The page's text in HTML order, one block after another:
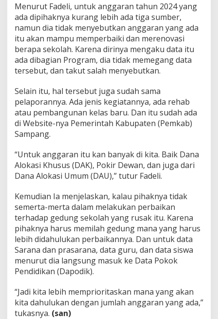
Menurut Fadeli, untuk anggaran tahun 2024 yang
ada dipihaknya kurang lebih ada tiga sumber,
namun dia tidak menyebutkan anggaran yang ada
itu akan mampu memperbaiki dan merenovasi
berapa sekolah. Karena dirinya mengaku data itu
ada dibagian Program, dia tidak memegang data
tersebut, dan takut salah menyebutkan.
Selain itu, hal tersebut juga sudah sama
pelaporannya. Ada jenis kegiatannya, ada rehab
atau pembangunan kelas baru. Dan itu sudah ada
di Website-nya Pemerintah Kabupaten (Pemkab)
Sampang.
“Untuk anggaran itu kan banyak di kita. Baik Dana
Alokasi Khusus (DAK), Pokir Dewan, dan juga dari
Dana Alokasi Umum (DAU),” tutur Fadeli.
Kemudian Ia menjelaskan, kalau pihaknya tidak
semerta-merta dalam melakukan perbaikan
terhadap gedung sekolah yang rusak itu. Karena
pihaknya harus memilah gedung mana yang harus
lebih didahulukan perbaikannya. Dan untuk data
Sarana dan prasarana, data guru, dan data siswa
menurut dia langsung masuk ke Data Pokok
Pendidikan (Dapodik).
“Jadi kita lebih memprioritaskan mana yang akan
kita dahulukan dengan jumlah anggaran yang ada,”
tukasnya. (san)